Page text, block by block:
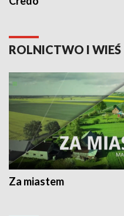
ROLNICTWO I WIEŚ
Za miastem